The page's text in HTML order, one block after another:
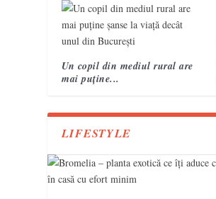
Un copil din mediul rural are
mai puține...
LIFESTYLE